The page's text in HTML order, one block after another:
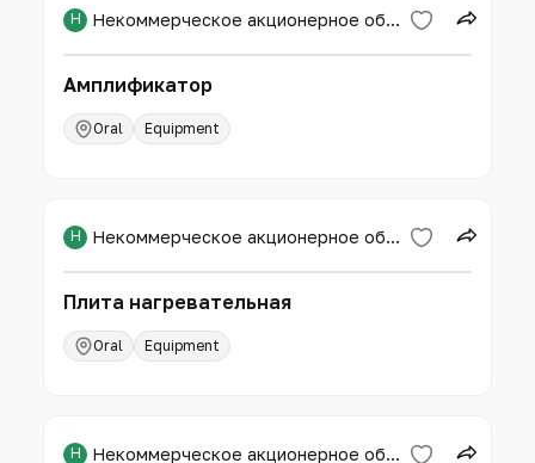
Н Некоммерческое акционерное общество «Западно-Казахстанский аграрно-технический университет имени Жангир хана»
Амплификатор
Oral Equipment
Н Некоммерческое акционерное общество «Западно-Казахстанский аграрно-технический университет имени Жангир хана»
Плита нагревательная
Oral Equipment
Н Некоммерческое акционерное общество «Западно-Казахстанский аграрно-технический университет имени Жангир хана»